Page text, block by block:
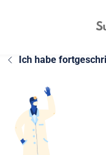
Ich habe